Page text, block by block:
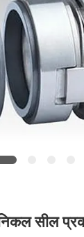
सील